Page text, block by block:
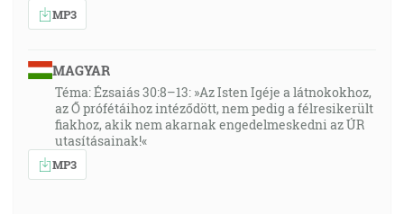
MP3
MAGYAR
Téma: Ézsaiás 30:8–13: »Az Isten Igéje a látnokokhoz,
az Ő prófétáihoz intéződött, nem pedig a félresikerült
fiakhoz, akik nem akarnak engedelmeskedni az ÚR
utasításainak!«
MP3